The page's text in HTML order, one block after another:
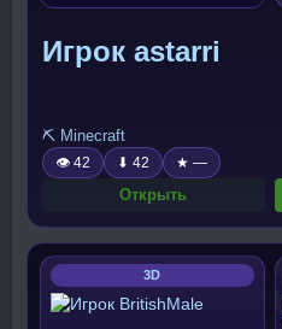
Игрок astarri
⛏️ Minecraft
👁 42 ⬇ 42 ★ —
Открыть
3D